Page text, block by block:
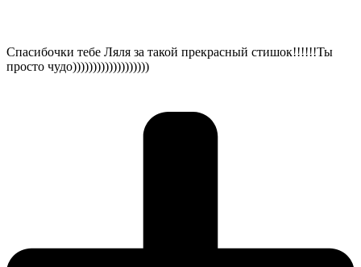
Спасибочки тебе Ляля за такой прекрасный стишок!!!!!!Ты
просто чудо)))))))))))))))))))